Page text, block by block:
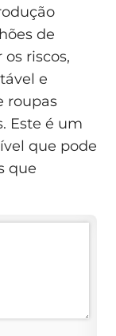
de
riscos,
e
roupas
Este é um
que pode
que